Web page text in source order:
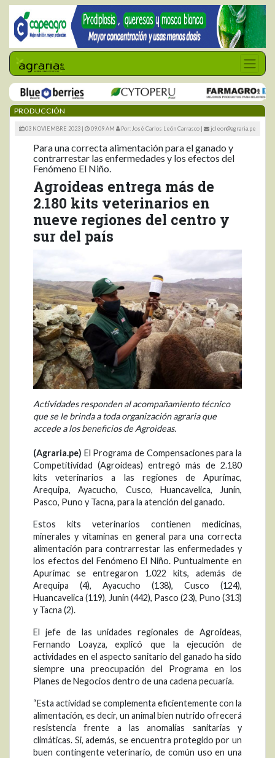
PRODUCCIÓN
03 NOVIEMBRE 2023 | 09:09 AM Por: José Carlos León Carrasco | jcleon@agraria.pe
Para una correcta alimentación para el ganado y
contrarrestar las enfermedades y los efectos del
Fenómeno El Niño.
Agroideas entrega más de
2.180 kits veterinarios en
nueve regiones del centro y
sur del país
Actividades responden al acompañamiento técnico
que se le brinda a toda organización agraria que
accede a los beneficios de Agroideas.
(Agraria.pe) El Programa de Compensaciones para la
Competitividad (Agroideas) entregó más de 2.180
kits veterinarios a las regiones de Apurímac,
Arequipa, Ayacucho, Cusco, Huancavelica, Junín,
Pasco, Puno y Tacna, para la atención del ganado.
Estos kits veterinarios contienen medicinas,
minerales y vitaminas en general para una correcta
alimentación para contrarrestar las enfermedades y
los efectos del Fenómeno El Niño. Puntualmente en
Apurímac se entregaron 1.022 kits, además de
Arequipa (4), Ayacucho (138), Cusco (124),
Huancavelica (119), Junín (442), Pasco (23), Puno (313)
y Tacna (2).
El jefe de las unidades regionales de Agroideas,
Fernando Loayza, explicó que la ejecución de
actividades en el aspecto sanitario del ganado ha sido
siempre una preocupación del Programa en los
Planes de Negocios dentro de una cadena pecuaria.
“Esta actividad se complementa eficientemente con la
alimentación, es decir, un animal bien nutrido ofrecerá
resistencia frente a las anomalías sanitarias y
climáticas. Si, además, se encuentra protegido por un
buen contingente veterinario, de común uso en una